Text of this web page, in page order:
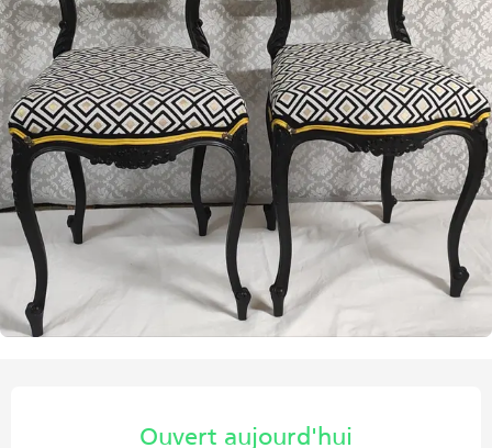
Ouvert aujourd'hui